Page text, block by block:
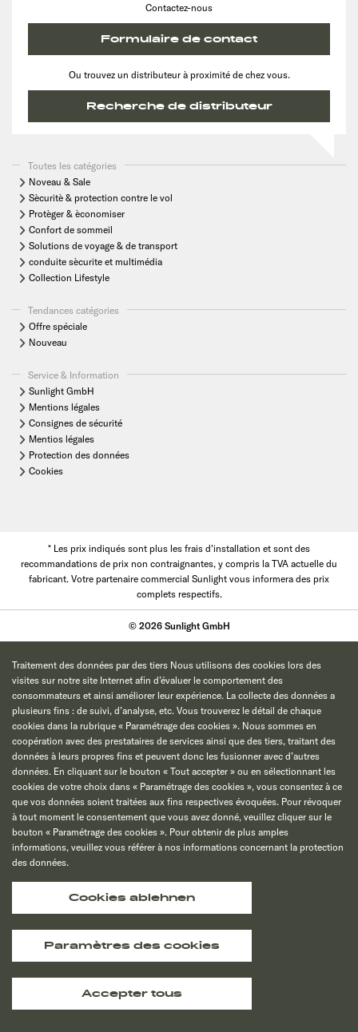
Contactez-nous
Formulaire de contact
Ou trouvez un distributeur à proximité de chez vous.
Recherche de distributeur
Toutes les catégories
Noveau & Sale
Sècuritè & protection contre le vol
Protèger & èconomiser
Confort de sommeil
Solutions de voyage & de transport
conduite sècurite et multimédia
Collection Lifestyle
Tendances catégories
Offre spéciale
Nouveau
Service & Information
Sunlight GmbH
Mentions légales
Consignes de sécurité
Mentios légales
Protection des données
Cookies
* Les prix indiqués sont plus les frais d'installation et sont des
recommandations de prix non contraignantes, y compris la TVA actuelle du
fabricant. Votre partenaire commercial Sunlight vous informera des prix
complets respectifs.
© 2026 Sunlight GmbH
Traitement des données par des tiers Nous utilisons des cookies lors des
visites sur notre site Internet afin d’évaluer le comportement des
consommateurs et ainsi améliorer leur expérience. La collecte des données a
plusieurs fins : de suivi, d’analyse, etc. Vous trouverez le détail de chaque
cookies dans la rubrique « Paramétrage des cookies ». Nous sommes en
coopération avec des prestataires de services ainsi que des tiers, traitant des
données à leurs propres fins et peuvent donc les fusionner avec d’autres
données. En cliquant sur le bouton « Tout accepter » ou en sélectionnant les
cookies de votre choix dans « Paramétrage des cookies », vous consentez à ce
que vos données soient traitées aux fins respectives évoquées. Pour révoquer
à tout moment le consentement que vous avez donné, veuillez cliquer sur le
bouton « Paramétrage des cookies ». Pour obtenir de plus amples
informations, veuillez vous référer à nos informations concernant la protection
des données.
Cookies ablehnen
Paramètres des cookies
Accepter tous